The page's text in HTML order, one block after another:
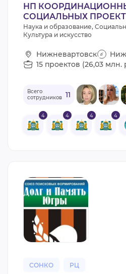
НП
СОЦИАЛЬНЫХ
Наука и образование,
Культура и искусство
Нижневартовск
15 проектов (26,03 млн.
4 4 4 4
Всего
сотрудников 11
СОНКО РЦ